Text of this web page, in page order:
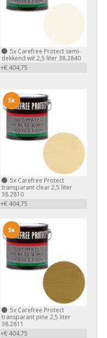
5xCarefree Protect semi-
dekkend wit 2,5 liter 38.2840
+€ 404,75
5xCarefree Protect
transparant clear 2,5 liter
38.2810
+€ 404,75
5x
5xCarefree Protect
transparant pine 2,5 liter
38.2811
+€ 404,75
5x